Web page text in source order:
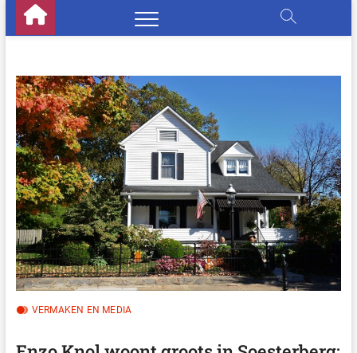
Skip
VERMAKEN EN MEDIA